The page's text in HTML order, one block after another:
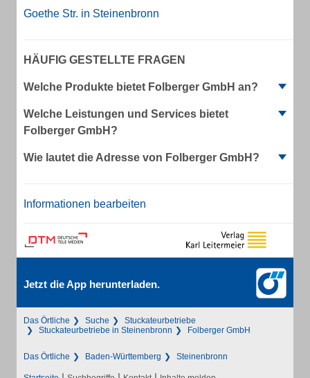
Goethe Str. in Steinenbronn
HÄUFIG GESTELLTE FRAGEN
Welche Produkte bietet Folberger GmbH an?
Welche Leistungen und Services bietet
Folberger GmbH?
Wie lautet die Adresse von Folberger GmbH?
Informationen bearbeiten
Jetzt die App herunterladen.
Das Örtliche Suche
Stuckateurbetriebe
Stuckateurbetriebe in Steinenbronn
Folberger GmbH
Das Örtliche Baden-Württemberg Steinenbronn